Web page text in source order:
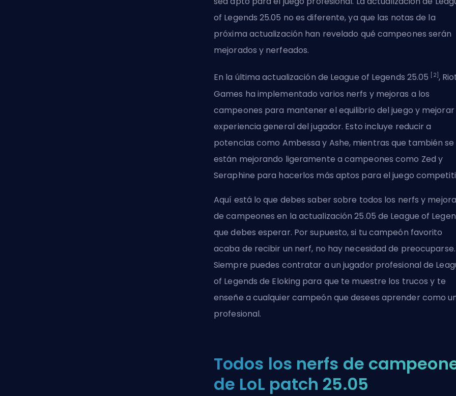
of Legends 25.05 no es diferente, ya que las notas de la
próxima actualización han revelado qué campeones serán
mejorados y nerfeados.
En la última actualización de League of Legends 25.05 [2] ,
Games ha implementado varios nerfs y mejoras a los
campeones para mantener el equilibrio del juego y mejorar
experiencia general del jugador. Esto incluye reducir a
potencias como Ambessa y Ashe, mientras que también se
están mejorando ligeramente a campeones como Zed y
Seraphine para hacerlos más aptos para el juego
Aquí está lo que debes saber sobre todos los nerfs y
de campeones en la actualización 25.05 de League of
que debes esperar. Por supuesto, si tu campeón favorito
acaba de recibir un nerf, no hay necesidad de preocuparse.
Siempre puedes contratar a unjugador profesional de
of Legends de Eloking para que te muestre los trucos y te
enseñe a cualquier campeón que desees aprender como
profesional.
Todos los nerfs de
de LoL patch 25.05